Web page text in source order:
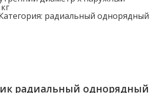
радиальный однорядный
радиальный однорядный